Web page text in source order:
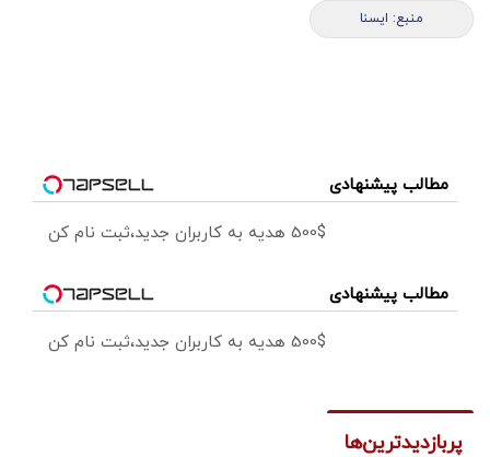
منبع: ايسنا
مطالب پیشنهادی
500$ هدیه به کاربران جدید،ثبت نام کن
مطالب پیشنهادی
500$ هدیه به کاربران جدید،ثبت نام کن
پربازدیدترین‌ها